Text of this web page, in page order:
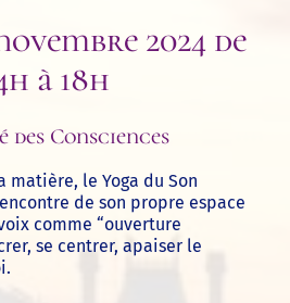
2024 de
à 18h
des Consciences
matière, le Yoga du Son
de son propre espace
comme “ouverture
se centrer, apaiser le